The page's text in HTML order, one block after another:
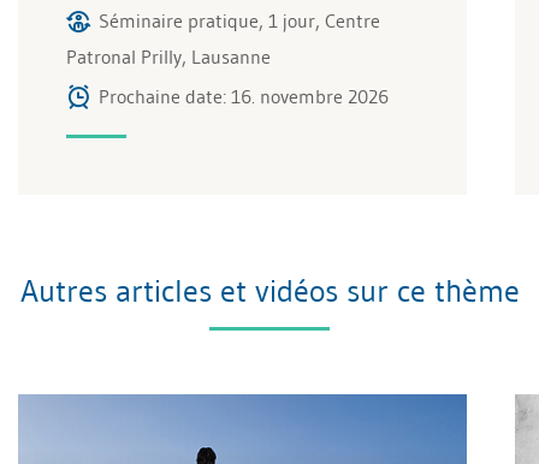
Séminaire pratique, 1 jour, Centre
Patronal Prilly, Lausanne
Prochaine date: 16. novembre 2026
Autres articles et vidéos sur ce thème